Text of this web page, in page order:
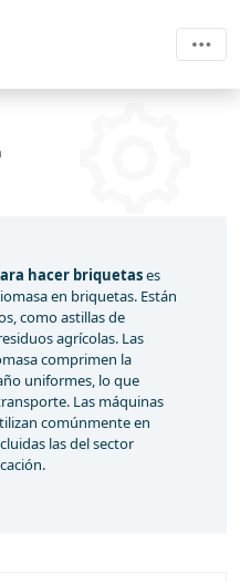
hacer briquetases
en briquetas. Están
como astillas de
agrícolas. Las
comprimen la
uniformes, lo que
Las máquinas
comúnmente en
las del sector